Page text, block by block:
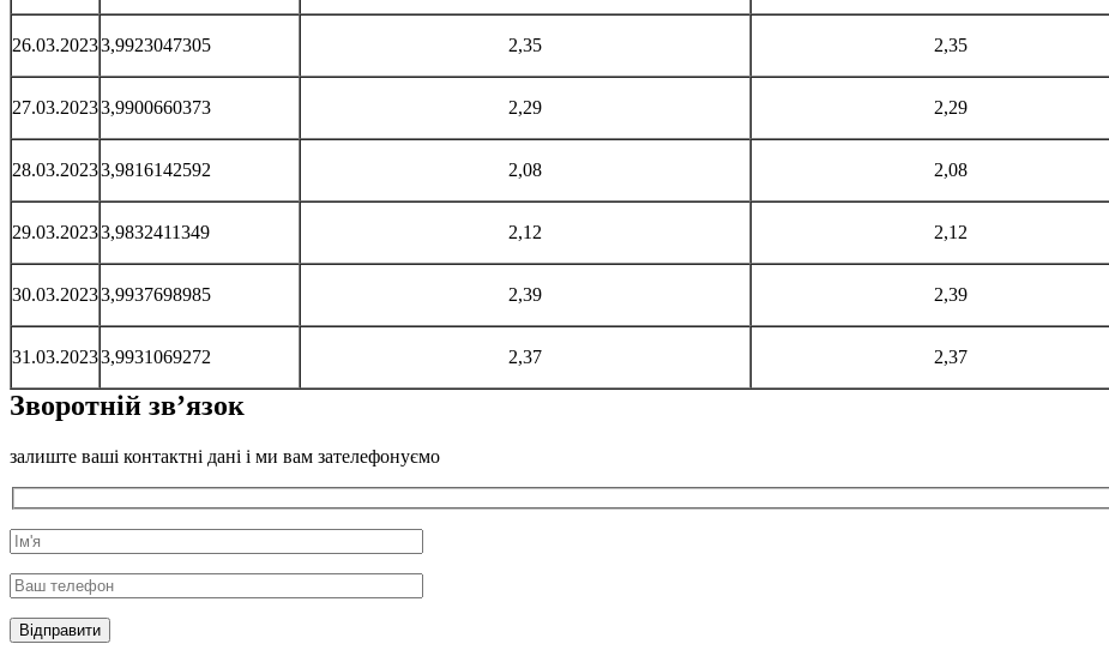
26.03.20233,9923047305 2,35 2,35
27.03.20233,9900660373 2,29 2,29
28.03.20233,9816142592 2,08 2,08
29.03.20233,9832411349 2,12 2,12
30.03.20233,9937698985 2,39 2,39
31.03.20233,9931069272 2,37 2,37
Зворотній зв’язок
залиште ваші контактні дані і ми вам зателефонуємо